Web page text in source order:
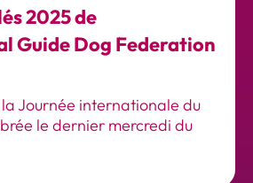
2025 de
Guide Dog Federation
Journée internationale du
le dernier mercredi du